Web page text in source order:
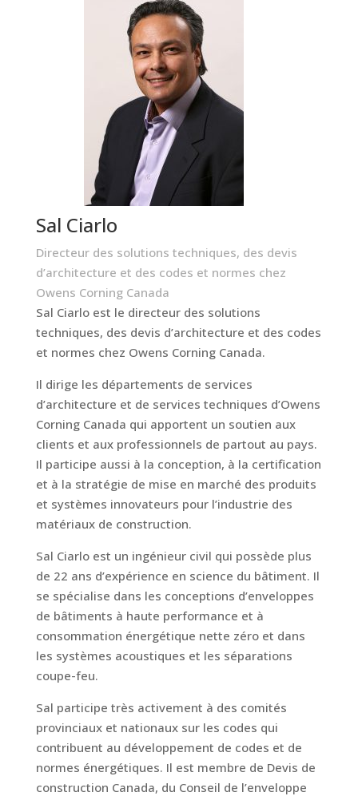
Sal Ciarlo
Directeur des solutions techniques, des devis
d’architecture et des codes et normes chez
Owens Corning Canada
Sal Ciarlo est le directeur des solutions
techniques, des devis d’architecture et des codes
et normes chez Owens Corning Canada.
Il dirige les départements de services
d’architecture et de services techniques d’Owens
Corning Canada qui apportent un soutien aux
clients et aux professionnels de partout au pays.
Il participe aussi à la conception, à la certification
et à la stratégie de mise en marché des produits
et systèmes innovateurs pour l’industrie des
matériaux de construction.
Sal Ciarlo est un ingénieur civil qui possède plus
de 22 ans d’expérience en science du bâtiment. Il
se spécialise dans les conceptions d’enveloppes
de bâtiments à haute performance et à
consommation énergétique nette zéro et dans
les systèmes acoustiques et les séparations
coupe-feu.
Sal participe très activement à des comités
provinciaux et nationaux sur les codes qui
contribuent au développement de codes et de
normes énergétiques. Il est membre de Devis de
construction Canada, du Conseil de l’enveloppe